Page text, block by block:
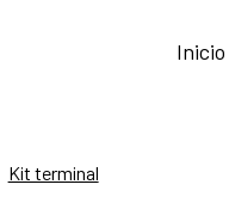
Inicio
Kit terminal